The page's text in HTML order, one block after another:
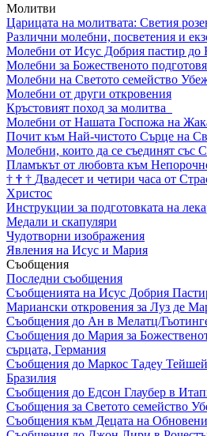
Молитви
Царицата на молитвата: Светия
Различни молебни, посветения и
Молебни от Исус Добрия пастир до
Молебни за Божественото
Молебни на Светото семейство
Молебни от други откровения
Кръстовият поход за молитва
Молебни от Нашата Госпожа на
Почит към Най-чистото Сърце на
Молебни, които да се съединят със
Пламъкът от любовта към
† † † Двадесет и четири часа от
Христос
Инструкции за подготовката на
Медали и скапуляри
Чудотворни изображения
Явления на Исус и Мария
Съобщения
Последни съобщения
Съобщенията на Исус Добрия
Мариански откровения за Луз де
Съобщения до Ан в Мелатц/
Съобщения до Мария за
сърцата, Германия
Съобщения до Маркос Тадеу
Бразилия
Съобщения до Едсон Глаубер в
Съобщения за Светото семейство
Съобщения към Децата на